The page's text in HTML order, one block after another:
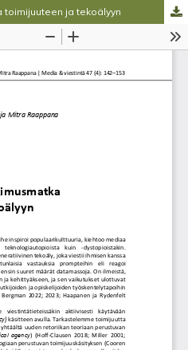
toimijuuteen ja tekoälyyn
seurain valtuuskunta